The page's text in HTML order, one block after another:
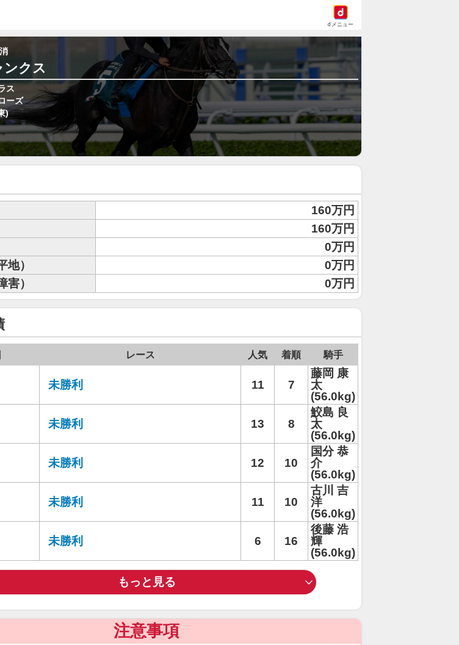
dメニュー
ンクス
ス
ーズ
)
160万円
160万円
0万円
地）
0万円
害）
0万円
レース 人気 着順 騎手
未勝利 11 7
藤岡 康
太
(56.0kg)
未勝利 13 8
鮫島 良
太
(56.0kg)
未勝利 12 10
国分 恭
介
(56.0kg)
未勝利 11 10
古川 吉
洋
(56.0kg)
未勝利 6 16
後藤 浩
輝
(56.0kg)
もっと見る
注意事項